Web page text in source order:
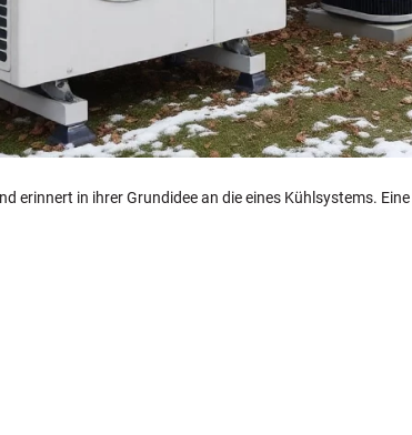
erinnert in ihrer Grundidee an die eines Kühlsystems.